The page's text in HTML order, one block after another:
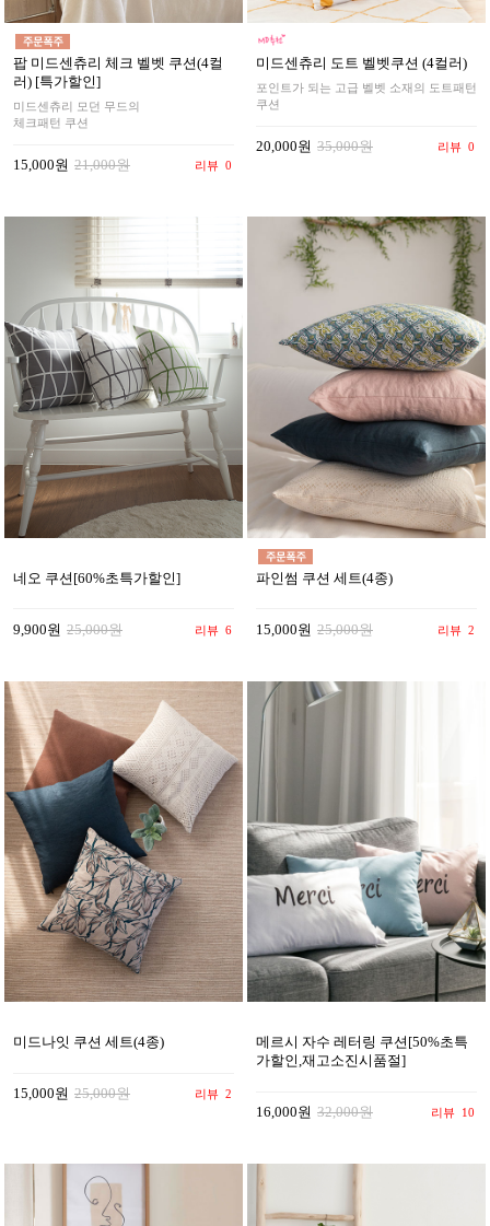
팝 미드센츄리 체크 벨벳 쿠션(4컬
러) [특가할인]
미드센츄리 모던 무드의
체크패턴 쿠션
15,000원 21,000원 리뷰 0
미드센츄리 도트 벨벳쿠션 (4컬러)
포인트가 되는 고급 벨벳 소재의 도트패턴
쿠션
20,000원 35,000원 리뷰 0
네오 쿠션[60%초특가할인]
9,900원 25,000원 리뷰 6
파인썸 쿠션 세트(4종)
15,000원 25,000원 리뷰 2
미드나잇 쿠션 세트(4종)
15,000원 25,000원 리뷰 2
메르시 자수 레터링 쿠션[50%초특
가할인,재고소진시품절]
16,000원 32,000원 리뷰 10